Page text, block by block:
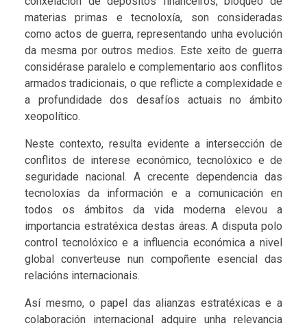
materias primas e tecnoloxía, son consideradas
como actos de guerra, representando unha evolución
da mesma por outros medios. Este xeito de guerra
considérase paralelo e complementario aos conflitos
armados tradicionais, o que reflicte a complexidade e
a profundidade dos desafíos actuais no ámbito
xeopolítico.
Neste contexto, resulta evidente a intersección de
conflitos de interese económico, tecnolóxico e de
seguridade nacional. A crecente dependencia das
tecnoloxías da información e a comunicación en
todos os ámbitos da vida moderna elevou a
importancia estratéxica destas áreas. A disputa polo
control tecnolóxico e a influencia económica a nivel
global converteuse nun compoñente esencial das
relacións internacionais.
Así mesmo, o papel das alianzas estratéxicas e a
colaboración internacional adquire unha relevancia